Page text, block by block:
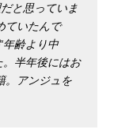
と思っていま
ていたんで
年齢より中
。半年後にはお
。アンジュを